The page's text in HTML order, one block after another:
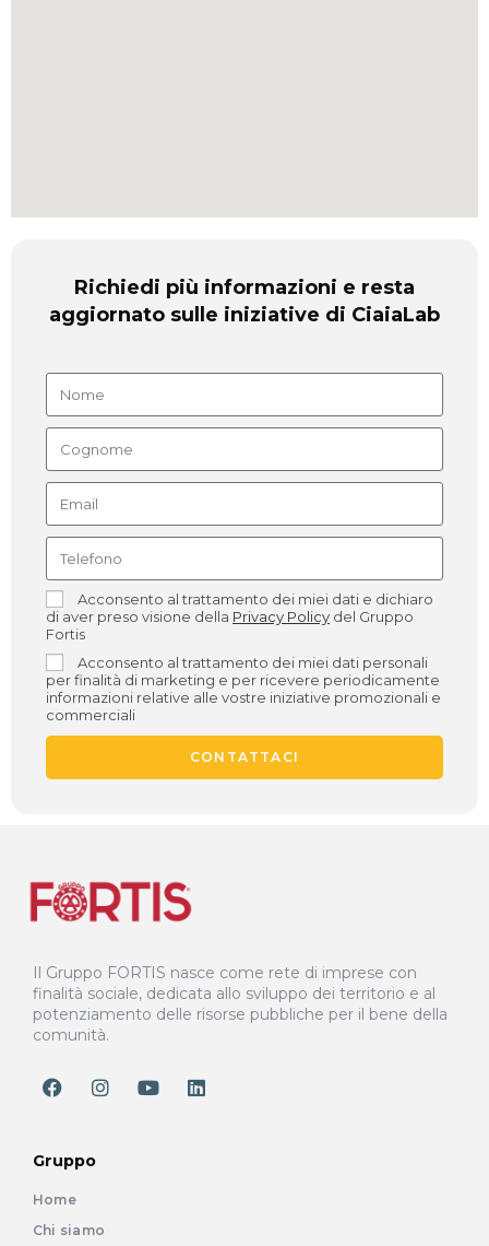
Richiedi più informazioni e resta
aggiornato sulle iniziative di CiaiaLab
Acconsento al trattamento dei miei dati e dichiaro
di aver preso visione della Privacy Policy del Gruppo
Fortis
Acconsento al trattamento dei miei dati personali
per finalità di marketing e per ricevere periodicamente
informazioni relative alle vostre iniziative promozionali e
commerciali
CONTATTACI
Il Gruppo FORTIS nasce come rete di imprese con
finalità sociale, dedicata allo sviluppo dei territorio e al
potenziamento delle risorse pubbliche per il bene della
comunità.
Gruppo
Home
Chi siamo